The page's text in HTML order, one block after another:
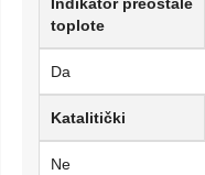
toplote
Da
Katalitički
Ne